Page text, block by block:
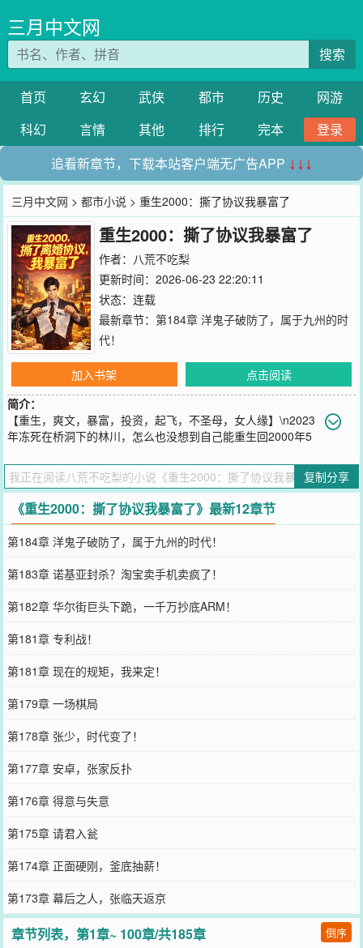
三月中文网
搜索
首页 玄幻 武侠 都市 历史
网游
科幻
言情 其他 排行 完本
登录
追看新章节，下载本站客户端无广告APP ↓↓↓
三月中文网 >都市小说 > 重生2000：撕了协议我暴富了
重生2000：撕了协议我暴富了
作者： 八荒不吃梨
更新时间：2026-06-23 22:20:11
状态：连载
最新章节： 第184章 洋鬼子破防了，属于九州的时
代！
加入书架
点击阅读
简介：
【重生，爽文，暴富，投资，起飞，不圣母，女人缘】\n2023
年冻死在桥洞下的林川，怎么也没想到自己能重生回2000年5
张磊灌醉，签下父亲经营一辈子的机械厂转让协议，只卖了10万。后
来张家靠机械厂拆迁款赚了8000万！\n他爹气死、妈哭瞎、妹妹车祸
惨死，自己流浪二十年冻毙街头。\n重来一次，林川当场撕毁协议，
反手买了记忆里的500万头奖彩票，踹了渣女、打脸小人、保住家
产，踩中互联网、房地产、股市所有风口，把前世欠他的人，一个个
踩进泥里。
您要是觉得《重生2000：撕了协议我暴富了
向您QQ群和微博微信里的朋友推荐哦！
复制分享
《重生2000：撕了协议我暴富了》最新12章节
第184章 洋鬼子破防了，属于九州的时代！
第183章 诺基亚封杀？淘宝卖手机卖疯了！
第182章 华尔街巨头下跪，一千万抄底ARM！
第181章 专利战！
第181章 现在的规矩，我来定！
第179章 一场棋局
第178章 张少，时代变了！
第177章 安卓，张家反扑
第176章 得意与失意
第175章 请君入瓮
第174章 正面硬刚，釜底抽薪！
第173章 幕后之人，张临天返京
章节列表，第1章~ 100章/共185章 倒序